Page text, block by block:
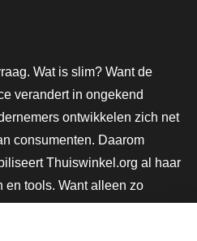
Wat is slim? Want de
verandert in ongekend
ontwikkelen zich net
consumenten. Daarom
Thuiswinkel.org al haar
en tools. Want alleen zo
groei ook mee en maak